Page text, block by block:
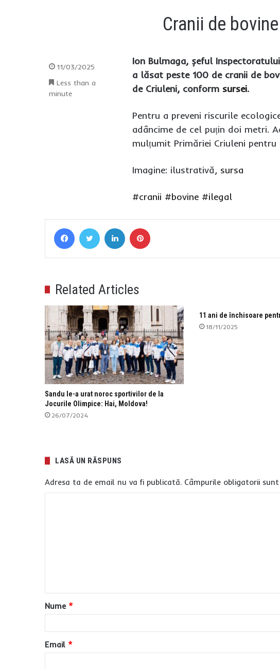
Cranii de
Ion Bulmaga, șeful
a lăsat peste 100 de cranii de
de Criuleni, conform sursei.
Pentru a preveni riscurile
adâncime de cel puțin doi metri.
mulțumit Primăriei Criuleni
Imagine: ilustrativă, sursa
#cranii #bovine #ilegal
11/03/2025
Less than a
minute
FacebookTwitter LinkedIn
Related Articles
Sandu le-a urat noroc sportivilor de la
Jocurile Olimpice: Hai, Moldova!
26/07/2024
11 ani de închisoare
18/11/2025
LASĂ UN RĂSPUNS
Adresa ta de email nu va fi publicată. Câmpurile obligatorii
a
r
*
Nume *
Email *